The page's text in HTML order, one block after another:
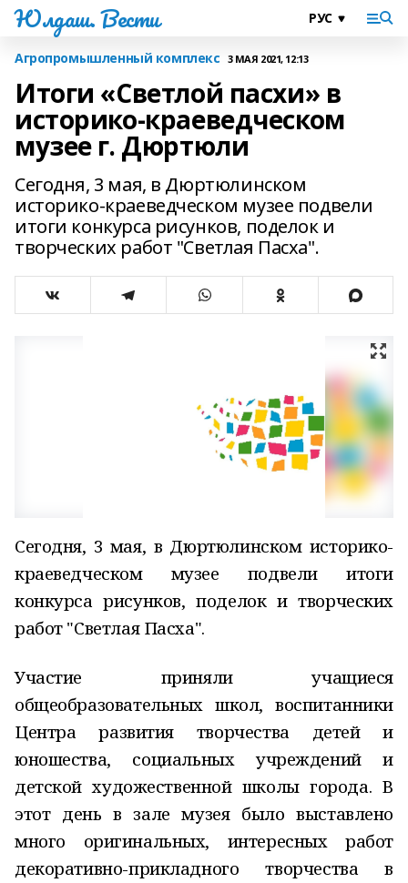
Юлдаш. Вести
Агропромышленный комплекс 3 МАЯ 2021, 12:13
Итоги «Светлой пасхи» в
историко-краеведческом
музее г. Дюртюли
Сегодня, 3 мая, в Дюртюлинском
историко-краеведческом музее подвели
итоги конкурса рисунков, поделок и
творческих работ "Светлая Пасха".
Сегодня, 3 мая, в Дюртюлинском историко-
краеведческом музее подвели итоги
конкурса рисунков, поделок и творческих
работ "Светлая Пасха".
Участие приняли учащиеся
общеобразовательных школ, воспитанники
Центра развития творчества детей и
юношества, социальных учреждений и
детской художественной школы города. В
этот день в зале музея было выставлено
много оригинальных, интересных работ
декоративно-прикладного творчества в